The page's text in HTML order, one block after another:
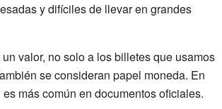
y difíciles de llevar en grandes
valor, no solo a los billetes que usamos
se consideran papel moneda. En
más común en documentos oficiales.